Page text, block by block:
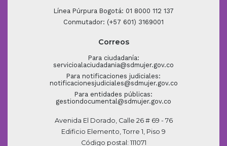
Línea Púrpura Bogotá: 01 8000 112 137
Conmutador: (+57 601) 3169001
Correos
Para ciudadanía:
servicioalaciudadania@sdmujer.gov.co
Para notificaciones judiciales:
notificacionesjudiciales@sdmujer.gov.co
Para entidades públicas:
gestiondocumental@sdmujer.gov.co
Avenida El Dorado, Calle 26 # 69 - 76
Edificio Elemento, Torre 1, Piso 9
Código postal: 111071